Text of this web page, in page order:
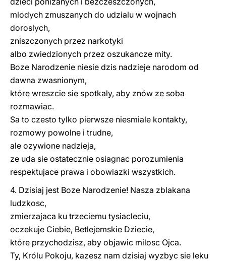
mlodych zmuszanych do udzialu w wojnach
doroslych,
zniszczonych przez narkotyki
albo zwiedzionych przez oszukancze mity.
Boze Narodzenie niesie dzis nadzieje narodom od
dawna zwasnionym,
które wreszcie sie spotkaly, aby znów ze soba
rozmawiac.
Sa to czesto tylko pierwsze niesmiale kontakty,
rozmowy powolne i trudne,
ale ozywione nadzieja,
ze uda sie ostatecznie osiagnac porozumienia
respektujace prawa i obowiazki wszystkich.
4. Dzisiaj jest Boze Narodzenie! Nasza zblakana
ludzkosc,
zmierzajaca ku trzeciemu tysiacleciu,
oczekuje Ciebie, Betlejemskie Dziecie,
które przychodzisz, aby objawic milosc Ojca.
Ty, Królu Pokoju, kazesz nam dzisiaj wyzbyc sie leku